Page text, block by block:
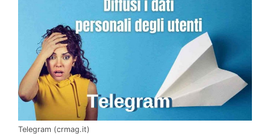
Telegram (crmag.it)